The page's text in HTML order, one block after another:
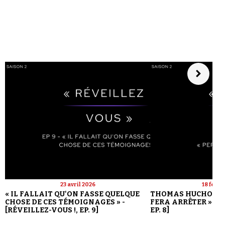
23 avril 2026
« IL FALLAIT QU'ON FASSE QUELQUE
CHOSE DE CES TÉMOIGNAGES » -
[RÉVEILLEZ-VOUS !, EP. 9]
18
THOMAS HUCHON :
FERA ARRÊTER » -
EP. 8]